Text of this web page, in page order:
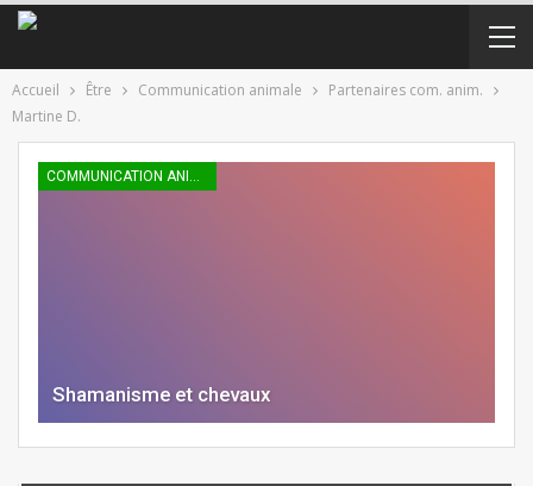
Accueil Être Communication animale
Partenaires com. anim.
Martine D.
COMMUNICATION ANIMALE
Shamanisme et chevaux